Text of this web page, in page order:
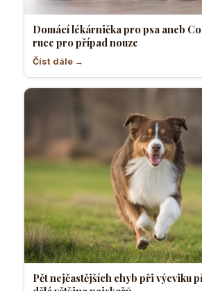
Domácí lékárnička pro psa aneb
ruce pro případ nouze
Číst dále →
Pět nejčastějších chyb při výcviku